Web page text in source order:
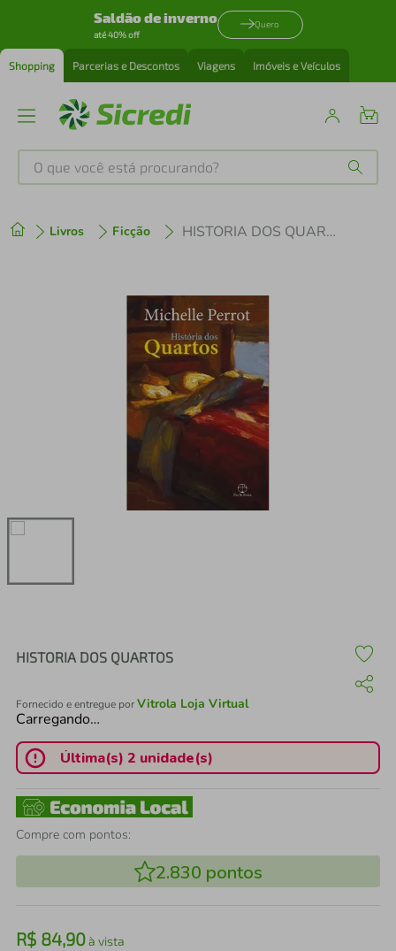
Saldão de inverno
até 40% off
Quero
Shopping Parcerias e Descontos Viagens Imóveis e Veículos
O que você está procurando?
Livros Ficção HISTORIA DOS QUARTOS
HISTORIA DOS QUARTOS
Fornecido e entregue porVitrola Loja Virtual
Carregando…
Última(s) 2 unidade(s)
Compre com pontos:
2.830 pontos
R$ 84,90à vista
cafeteira